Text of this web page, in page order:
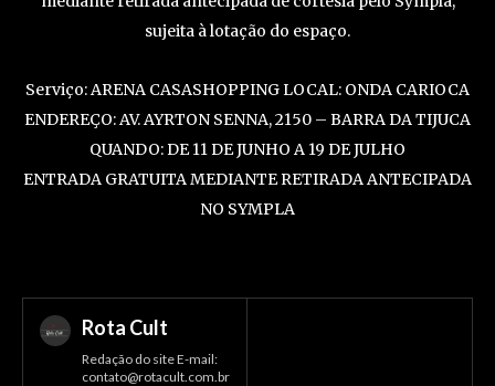
sujeita à lotação do espaço.
Serviço: ARENA CASASHOPPING LOCAL: ONDA CARIOCA
ENDEREÇO: AV. AYRTON SENNA, 2150 – BARRA DA TIJUCA
QUANDO: DE 11 DE JUNHO A 19 DE JULHO
ENTRADA GRATUITA MEDIANTE RETIRADA ANTECIPADA
NO SYMPLA
Rota Cult
Redação do site E-mail:
contato@rotacult.com.br